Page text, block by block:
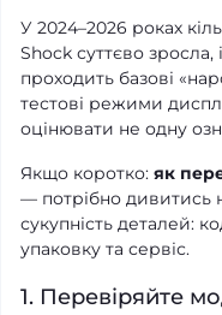
У 2024–2026 роках
Shock суттєво зросла,
проходить базові
тестові режими
оцінювати не одну
Якщо коротко: як
— потрібно дивитись
сукупність деталей:
упаковку та сервіс.
1. Перевіряйте